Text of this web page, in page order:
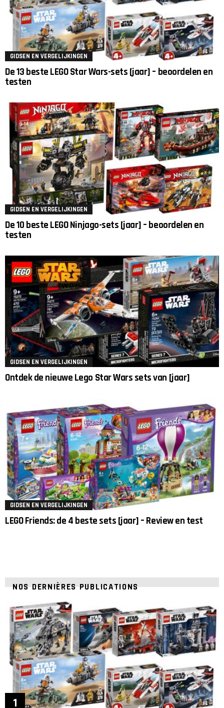
GIDSEN EN VERGELIJKINGEN
De 13 beste LEGO Star Wars-sets [jaar] – beoordelen en
testen
GIDSEN EN VERGELIJKINGEN
De 10 beste LEGO Ninjago-sets [jaar] – beoordelen en
testen
GIDSEN EN VERGELIJKINGEN
Ontdek de nieuwe Lego Star Wars sets van [jaar]
GIDSEN EN VERGELIJKINGEN
LEGO Friends: de 4 beste sets [jaar] – Review en test
NOS DERNIÈRES PUBLICATIONS